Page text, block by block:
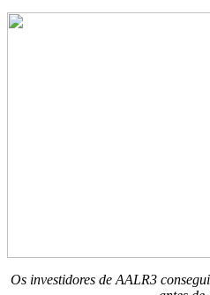
Os investidores de AALR3